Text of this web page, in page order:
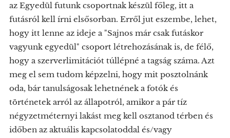
az Egyedül futunk csoportnak készül főleg, itt a
futásról kell írni elsősorban. Erről jut eszembe, lehet,
hogy itt lenne az ideje a "Sajnos már csak futáskor
vagyunk egyedül" csoport létrehozásának is, de félő,
hogy a szerverlimitációt túllépné a tagság száma. Azt
meg el sem tudom képzelni, hogy mit posztolnánk
oda, bár tanulságosak lehetnének a fotók és
történetek arról az állapotról, amikor a pár tíz
négyzetméternyi lakást meg kell osztanod térben és
időben az aktuális kapcsolatoddal és/vagy